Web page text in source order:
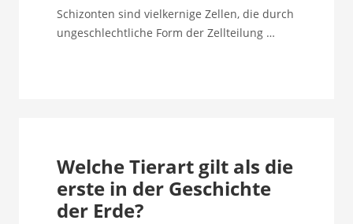
Schizonten sind vielkernige Zellen, die durch
ungeschlechtliche Form der Zellteilung …
Welche Tierart gilt als die
erste in der Geschichte
der Erde?